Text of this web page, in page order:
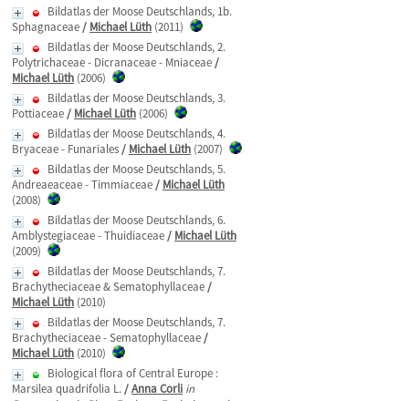
Bildatlas der Moose Deutschlands, 1b.
Sphagnaceae/ Michael Lüth (2011)
Bildatlas der Moose Deutschlands, 2.
Polytrichaceae - Dicranaceae - Mniaceae/
Michael Lüth (2006)
Bildatlas der Moose Deutschlands, 3.
Pottiaceae/ Michael Lüth (2006)
Bildatlas der Moose Deutschlands, 4.
Bryaceae - Funariales/ Michael Lüth (2007)
Bildatlas der Moose Deutschlands, 5.
Andreaeaceae - Timmiaceae/ Michael Lüth
(2008)
Bildatlas der Moose Deutschlands, 6.
Amblystegiaceae - Thuidiaceae/ Michael Lüth
(2009)
Bildatlas der Moose Deutschlands, 7.
Brachytheciaceae & Sematophyllaceae/
Michael Lüth (2010)
Bildatlas der Moose Deutschlands, 7.
Brachytheciaceae - Sematophyllaceae/
Michael Lüth (2010)
Biological flora of Central Europe :
Marsilea quadrifolia L./Anna Corli in